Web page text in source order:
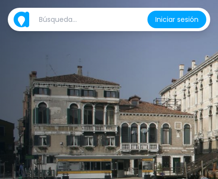
Iniciar sesión